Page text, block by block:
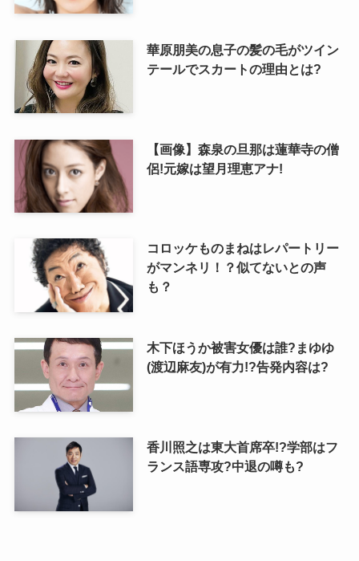
華原朋美の息子の髪の毛がツイン
テールでスカートの理由とは?
【画像】森泉の旦那は蓮華寺の僧
侶!元嫁は望月理恵アナ!
コロッケものまねはレパートリー
がマンネリ！？似てないとの声
も？
木下ほうか被害女優は誰?まゆゆ
(渡辺麻友)が有力!?告発内容は?
香川照之は東大首席卒!?学部はフ
ランス語専攻?中退の噂も?